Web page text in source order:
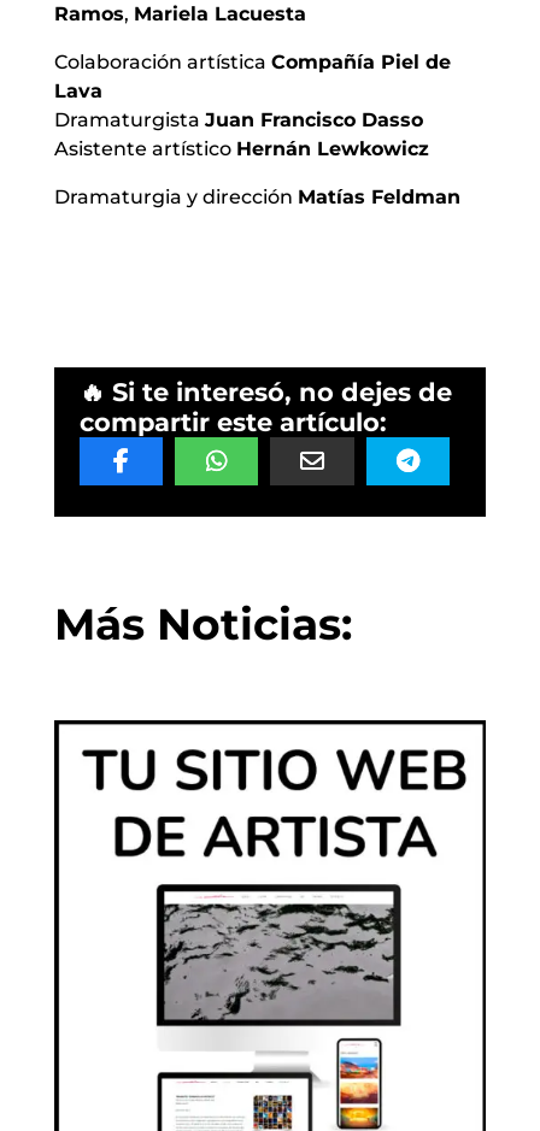
Ramos, Mariela Lacuesta
Colaboración artística Compañía Piel de
Lava
Dramaturgista Juan Francisco Dasso
Asistente artístico Hernán Lewkowicz
Dramaturgia y dirección Matías Feldman
🔥 Si te interesó, no dejes de
compartir este artículo:
Más Noticias: